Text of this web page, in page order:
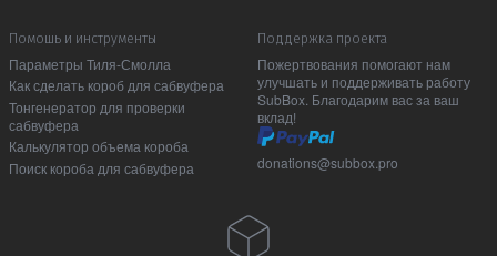
Помошь и инструменты
Параметры Тиля-Смолла
Как сделать короб для сабвуфера
Тонгенератор для проверки
сабвуфера
Калькулятор объема короба
Поиск короба для сабвуфера
Поддержка проекта
Пожертвования помогают нам
улучшать и поддерживать работу
SubBox. Благодарим вас за ваш
вклад!
donations@subbox.pro